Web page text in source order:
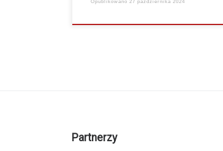
Opublikowano 27 października 2024
Partnerzy